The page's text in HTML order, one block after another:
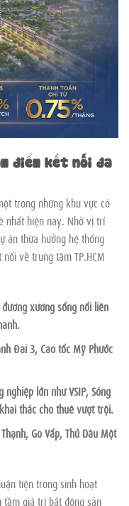
điểm kết nối đa
trong những khu vực có
nhất hiện nay. Nhờ vị trí
án thừa hưởng hệ thống
về trung tâm TP.HCM
xương sống nối liền
Đai 3, Cao tốc Mỹ Phước
lớn như VSIP, Sóng
thác cho thuê vượt trội.
Gò Vấp, Thủ Dầu Một
tiện trong sinh hoạt
tầm giá trị bất động sản